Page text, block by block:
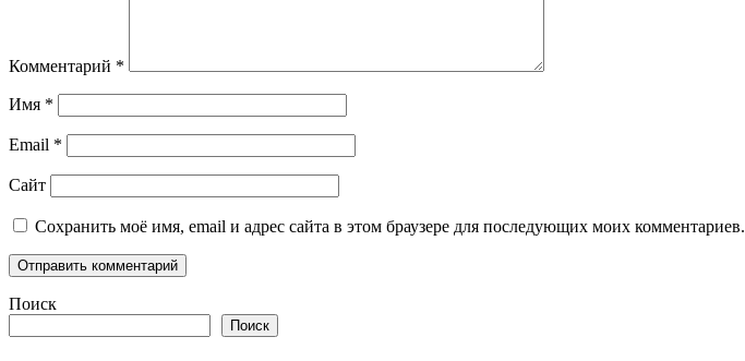
Комментарий *
Имя *
Email *
Сайт
Сохранить моё имя, email и адрес сайта в этом браузере для последующих моих комментариев.
Поиск
Поиск